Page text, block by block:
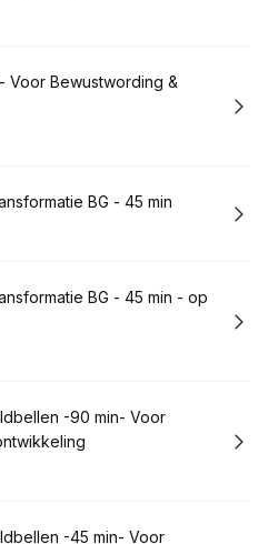
Voor Bewustwording &
BG - 45 min
BG - 45 min - op
-90 min- Voor
-45 min- Voor